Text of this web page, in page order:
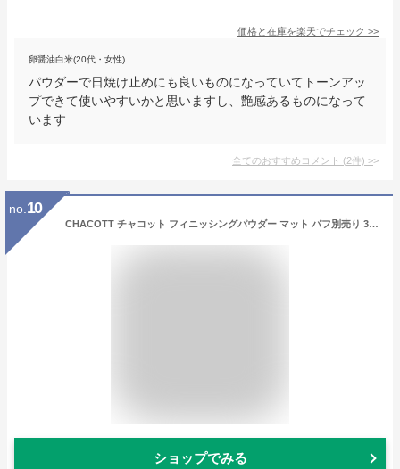
価格と在庫を楽天でチェック >>
卵醤油白米(20代・女性)
パウダーで日焼け止めにも良いものになっていてトーンアッ
プできて使いやすいかと思いますし、艶感あるものになって
います
全てのおすすめコメント (2件) >
no. 10
CHACOTT チャコット フィニッシングパウダー マット パフ別売り 30g カラー選択 カバー マット CHACOTT フェイスパウダー メール便無料[A][TG150] ルースパウダー 仕上げ
ショップでみる